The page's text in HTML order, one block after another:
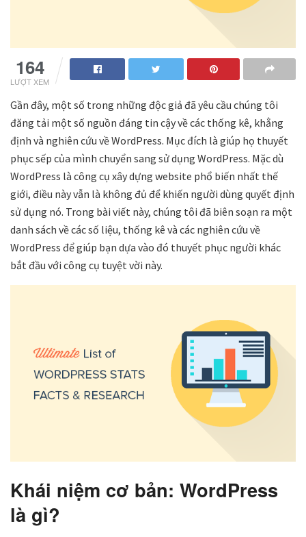
164
LƯỢT XEM
Gần đây, một số trong những độc giả đã yêu cầu chúng tôi
đăng tải một số nguồn đáng tin cậy về các thống kê, khẳng
định và nghiên cứu về WordPress. Mục đích là giúp họ thuyết
phục sếp của mình chuyển sang sử dụng WordPress. Mặc dù
WordPress là công cụ xây dựng website phổ biến nhất thế
giới, điều này vẫn là không đủ để khiến người dùng quyết định
sử dụng nó. Trong bài viết này, chúng tôi đã biên soạn ra một
danh sách về các số liệu, thống kê và các nghiên cứu về
WordPress để giúp bạn dựa vào đó thuyết phục người khác
bắt đầu với công cụ tuyệt vời này.
Khái niệm cơ bản: WordPress
là gì?